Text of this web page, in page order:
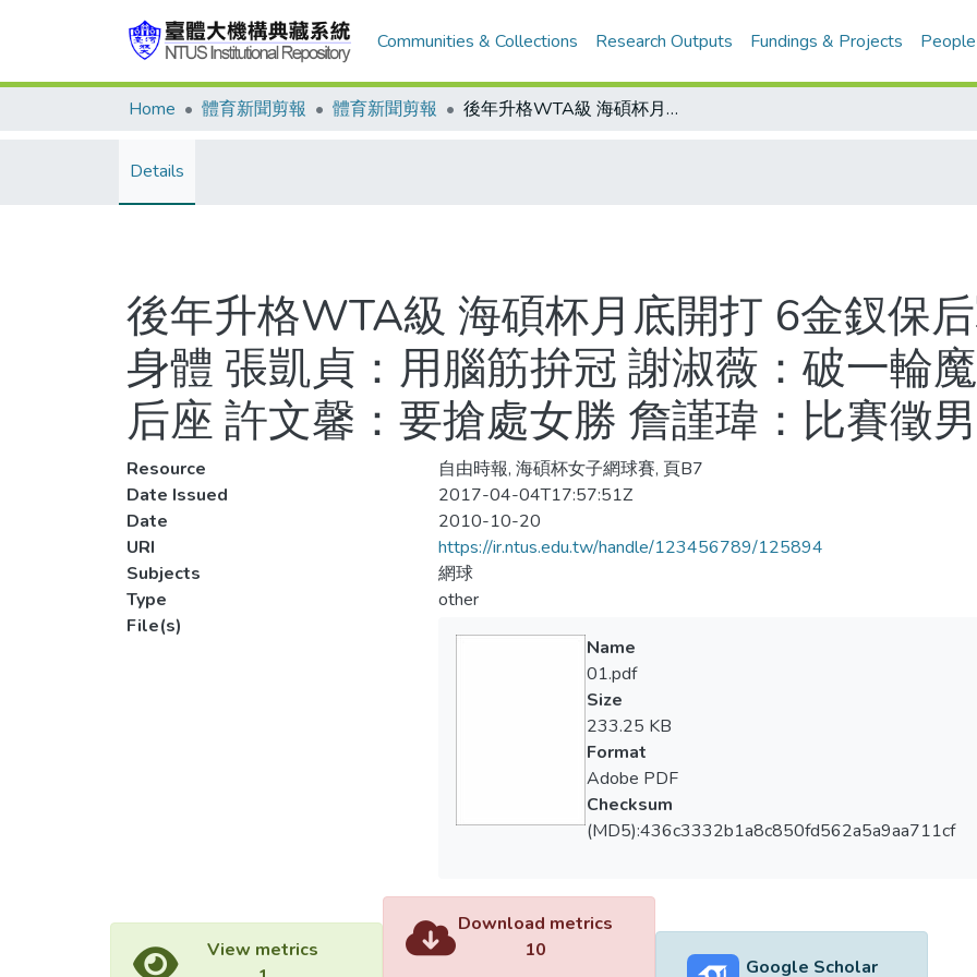
Communities & Collections Research Outputs Fundings & Projects People
Home 體育新聞剪報 體育新聞剪報 後年升格WTA級 海碩杯月底開打 6金釵保后戰 詹詠然：先養好身體 張凱貞：用腦筋拚冠 謝淑薇：破一輪魔咒 莊佳容：搶雙打后座 許文馨：要搶處女勝 詹謹瑋：比賽徵男友
Details
後年升格WTA級 海碩杯月底開打 6金釵保
身體 張凱貞：用腦筋拚冠 謝淑薇：破一輪
后座 許文馨：要搶處女勝 詹謹瑋：比賽徵
Resource
自由時報, 海碩杯女子網球賽, 頁B7
Date Issued
2017-04-04T17:57:51Z
Date
2010-10-20
URI
https://ir.ntus.edu.tw/handle/123456789/125894
Subjects
網球
Type
other
File(s)
Name
01.pdf
Size
233.25 KB
Format
Adobe PDF
Checksum
(MD5):436c3332b1a8c850fd562a5a9aa711cf
View metrics
Download metrics
10
Google Scholar